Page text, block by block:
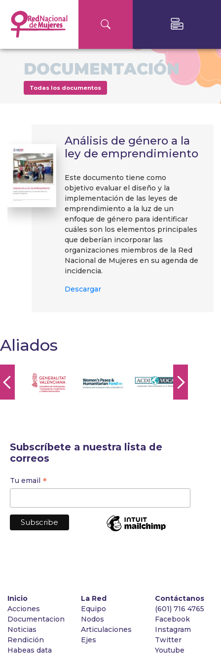
DOCUMENTACIÓN
Todas los documentos
Análisis de género a la
ley de emprendimiento
Este documento tiene como
objetivo evaluar el diseño y la
implementación de las leyes de
emprendimiento a la luz de un
enfoque de género para identificar
cuáles son los elementos principales
que deberían incorporar las
organizaciones miembros de la Red
Nacional de Mujeres en su agenda de
incidencia.
Descargar
Aliados
Subscríbete a nuestra lista de
correos
Tu email *
Inicio
Acciones
Documentacion
Noticias
Rendición
Habeas data
La Red
Equipo
Nodos
Articulaciones
Ejes
Contáctanos
(601) 716 4765
Facebook
Instagram
Twitter
Youtube